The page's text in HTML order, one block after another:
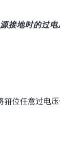
接地时的过电
位任意过电